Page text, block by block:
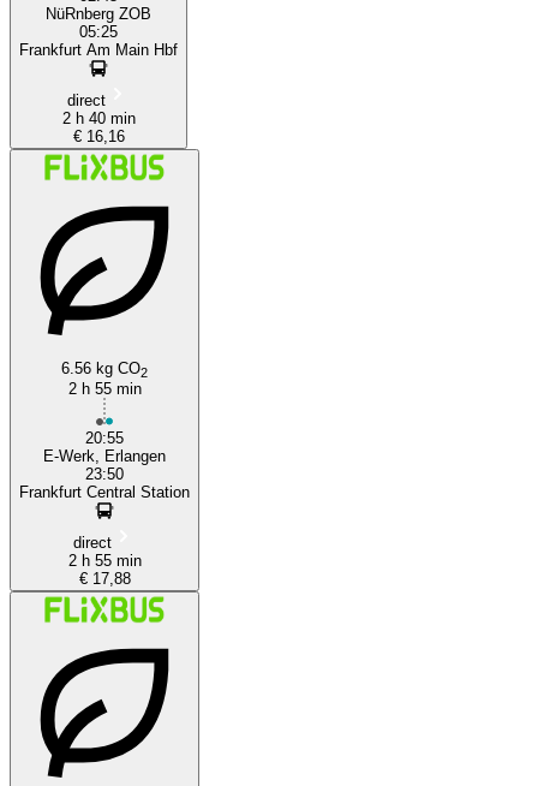
NüRnberg ZOB
05:25
Frankfurt Am Main Hbf
direct
2 h 40 min
€ 16,16
6.56 kg CO2
2 h 55 min
20:55
E-Werk, Erlangen
23:50
Frankfurt Central Station
direct
2 h 55 min
€ 17,88